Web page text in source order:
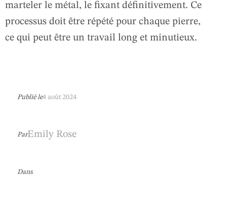
marteler le métal, le fixant définitivement. Ce
processus doit être répété pour chaque pierre,
ce qui peut être un travail long et minutieux.
Publié le4 août 2024
ParEmily Rose
Dans